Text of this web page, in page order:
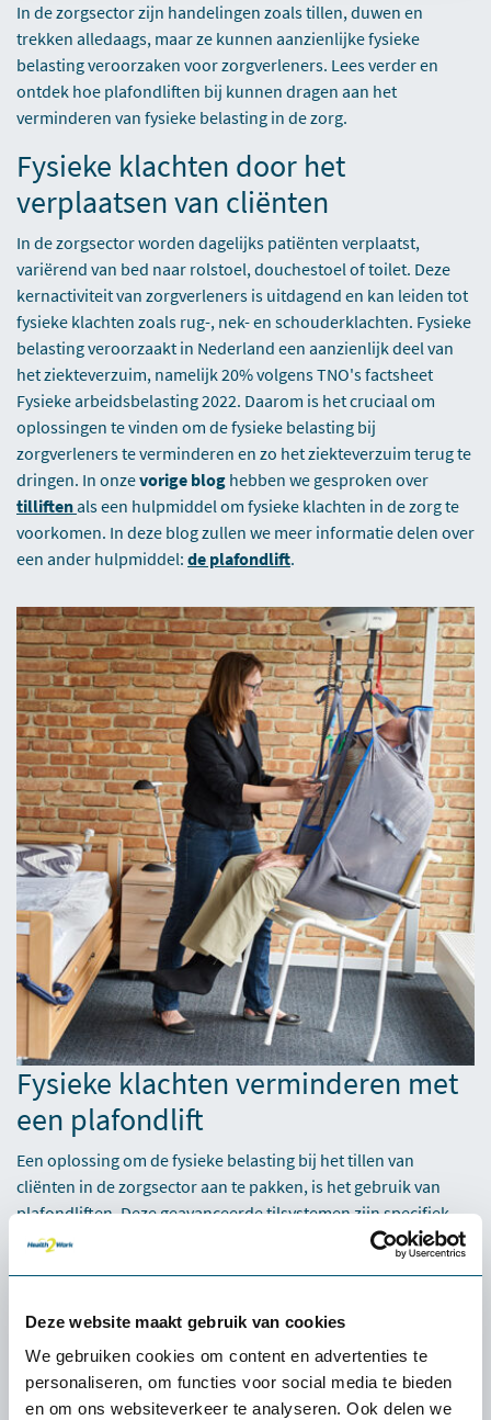
Deze website maakt gebruik van cookies
We gebruiken cookies om content en advertenties te
personaliseren, om functies voor social media te bieden
en om ons websiteverkeer te analyseren. Ook delen we
In de zorgsector zijn handelingen zoals tillen, duwen en
trekken alledaags, maar ze kunnen aanzienlijke fysieke
belasting veroorzaken voor zorgverleners. Lees verder en
ontdek hoe plafondliften bij kunnen dragen aan het
verminderen van fysieke belasting in de zorg.
Fysieke klachten door het
verplaatsen van cliënten
In de zorgsector worden dagelijks patiënten verplaatst,
variërend van bed naar rolstoel, douchestoel of toilet. Deze
kernactiviteit van zorgverleners is uitdagend en kan leiden tot
fysieke klachten zoals rug-, nek- en schouderklachten. Fysieke
belasting veroorzaakt in Nederland een aanzienlijk deel van
het ziekteverzuim, namelijk 20% volgens TNO's factsheet
Fysieke arbeidsbelasting 2022. Daarom is het cruciaal om
oplossingen te vinden om de fysieke belasting bij
zorgverleners te verminderen en zo het ziekteverzuim terug te
dringen. In onzevorige blog hebben we gesproken over
tilliftenals een hulpmiddel om fysieke klachten in de zorg te
voorkomen. In deze blog zullen we meer informatie delen over
een ander hulpmiddel: de plafondlift.
Fysieke klachten verminderen met
een plafondlift
Een oplossing om de fysieke belasting bij het tillen van
cliënten in de zorgsector aan te pakken, is het gebruik van
plafondliften. Deze geavanceerde tilsystemen zijn specifiek
ontworpen om zorgverleners te ondersteunen bij het tillen
van cliënten op een efficiënte en veilige manier, terwijl ze
Hoe werken plafondliften?
Plafondliften zijn bevestigd aan het plafond van zorgkamers